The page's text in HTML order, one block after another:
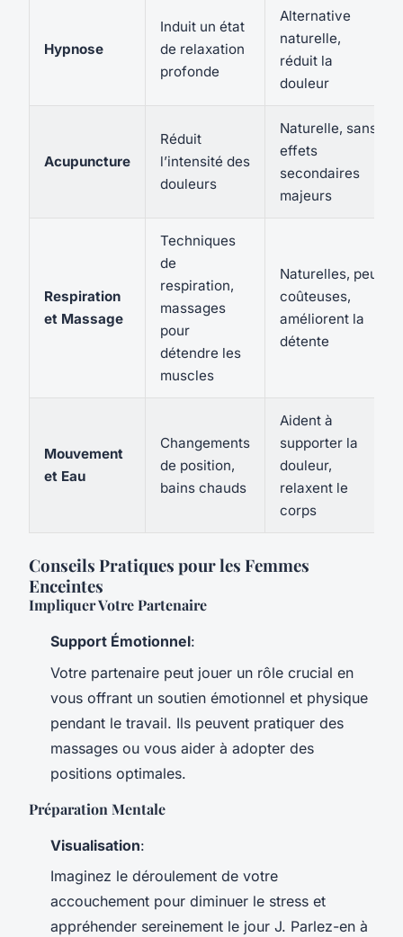
Hypnose
Induit un état
de relaxation
profonde
Alternative
naturelle,
réduit la
douleur
Acupuncture
Réduit
l’intensité des
douleurs
Naturelle, sans
effets
secondaires
majeurs
Respiration
et Massage
Techniques
de
respiration,
massages
pour
détendre les
muscles
Naturelles, peu
coûteuses,
améliorent la
détente
Mouvement
et Eau
Changements
de position,
bains chauds
Aident à
supporter la
douleur,
relaxent le
corps
Conseils Pratiques pour les Femmes
Enceintes
Impliquer Votre Partenaire
Support Émotionnel:
Votre partenaire peut jouer un rôle crucial en
vous offrant un soutien émotionnel et physique
pendant le travail. Ils peuvent pratiquer des
massages ou vous aider à adopter des
positions optimales.
Préparation Mentale
Visualisation:
Imaginez le déroulement de votre
accouchement pour diminuer le stress et
appréhender sereinement le jour J. Parlez-en à